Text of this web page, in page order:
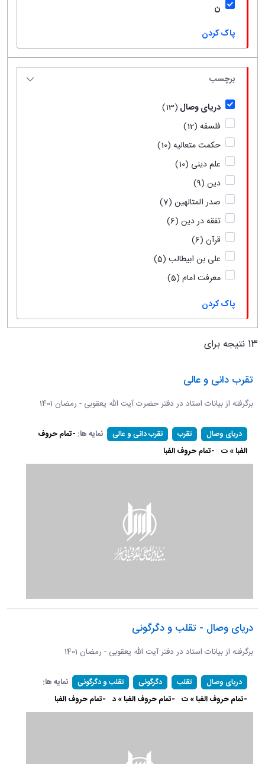
ن
پاک کردن
برچسب
دریای وصال (13)
فلسفه (12)
حکمت متعالیه (10)
علم دینی (10)
دین (9)
صدر المتالهین (7)
تفقه در دین (6)
قرآن (6)
علی بن ابیطالب (5)
معرفت امام (5)
پاک کردن
13 نتیجه برای
تقرب دانی و عالی
برگرفته از بیانات استاد در دفتر حضرت آیت الله یعقوبی - رمضان 1401
دریای وصال تقرب تقرب دانی و عالی نمایه ها: -تمام حروف
الفبا » ت -تمام حروف الفبا
دریای وصال - تقلب و دگرگونی
برگرفته از بیانات استاد در دفتر آیت الله یعقوبی - رمضان 1401
دریای وصال تقلب دگرگونی تقلب و دگرگونی
نمایه ها:
-تمام حروف الفبا » ت -تمام حروف الفبا » د -تمام حروف الفبا